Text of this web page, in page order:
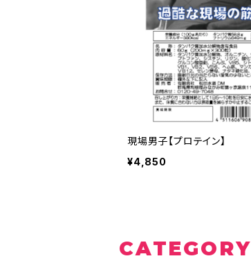
現場男子【プロテイン】
¥4,850
CATEGORY